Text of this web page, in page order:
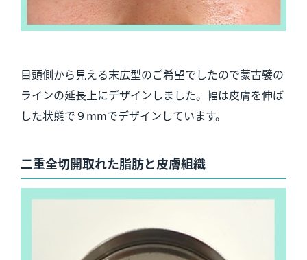
目頭側から見える末広型のご希望でしたので蒙古襞の
ラインの延長上にデザインしました。幅は皮膚を伸ば
した状態で９mmでデザインしています。
二重全切開取れた脂肪と皮膚組織